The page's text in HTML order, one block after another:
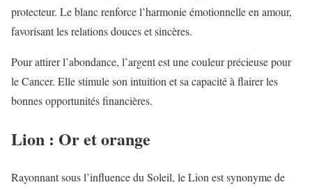
protecteur. Le blanc renforce l’harmonie émotionnelle en amour,
favorisant les relations douces et sincères.
Pour attirer l’abondance, l’argent est une couleur précieuse pour
le Cancer. Elle stimule son intuition et sa capacité à flairer les
bonnes opportunités financières.
Lion : Or et orange
Rayonnant sous l’influence du Soleil, le Lion est synonyme de